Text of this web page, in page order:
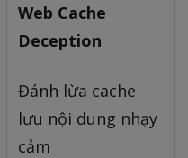
Web Cache
Deception
Đánh lừa cache
lưu nội dung nhạy
cảm